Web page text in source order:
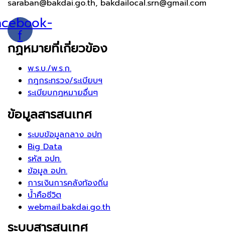
saraban@bakdai.go.th, bakdailocal.srn@gmail.com
f
กฏหมายที่เกี่ยวข้อง
พ.ร.บ./พ.ร.ก.
กฎกระทรวง/ระเบียบฯ
ระเบียบกฏหมายอื่นๆ
ข้อมูลสารสนเทศ
ระบบข้อมูลกลาง อปท
Big Data
รหัส อปท.
ข้อมูล อปท.
การเงินการคลังท้องถิ่น
น้ำคือชีวิต
webmail.bakdai.go.th
ระบบสารสนเทศ